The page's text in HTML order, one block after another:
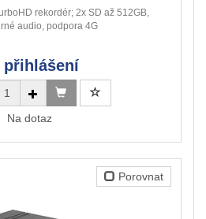
rekordér; 2x SD až 512GB,
audio, podpora 4G
přihlášení
Na dotaz
Porovnat